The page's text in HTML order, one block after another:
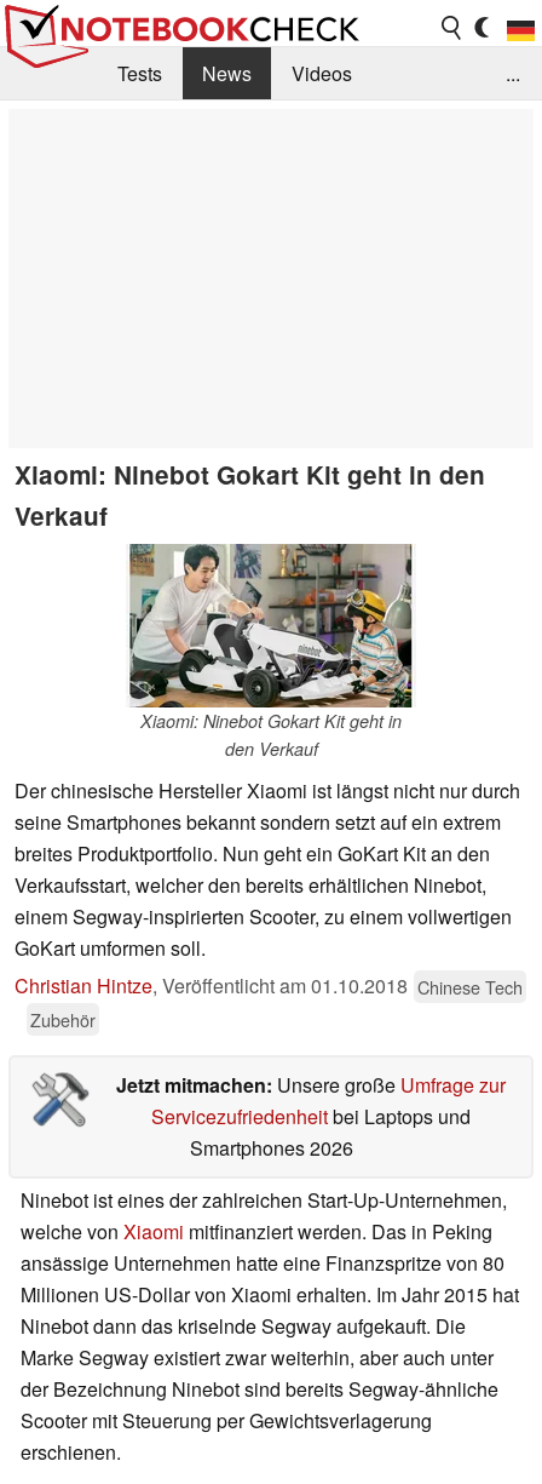
Tests News
Videos
...
Xiaomi: Ninebot Gokart Kit geht in den
Verkauf
Xiaomi: Ninebot Gokart Kit geht in
den Verkauf
Der chinesische Hersteller Xiaomi ist längst nicht nur durch
seine Smartphones bekannt sondern setzt auf ein extrem
breites Produktportfolio. Nun geht ein GoKart Kit an den
Verkaufsstart, welcher den bereits erhältlichen Ninebot,
einem Segway-inspirierten Scooter, zu einem vollwertigen
GoKart umformen soll.
Christian Hintze, Veröffentlicht am01.10.2018 Chinese Tech
Zubehör
Jetzt mitmachen: Unsere große Umfrage zur
Servicezufriedenheitbei Laptops und
Smartphones 2026
Ninebot ist eines der zahlreichen Start-Up-Unternehmen,
welche von Xiaomi mitfinanziert werden. Das in Peking
ansässige Unternehmen hatte eine Finanzspritze von 80
Millionen US-Dollar von Xiaomi erhalten. Im Jahr 2015 hat
Ninebot dann das kriselnde Segway aufgekauft. Die
Marke Segway existiert zwar weiterhin, aber auch unter
der Bezeichnung Ninebot sind bereits Segway-ähnliche
Scooter mit Steuerung per Gewichtsverlagerung
erschienen.